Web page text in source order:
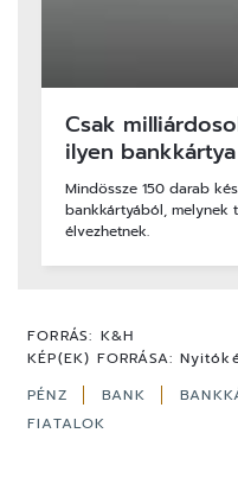
Csak
ilyen bankkártya
Mindössze 150 darab
bankkártyából, melynek
élvezhetnek.
FORRÁS: K&H
KÉP(EK) FORRÁSA:
PÉNZ
BANK
FIATALOK